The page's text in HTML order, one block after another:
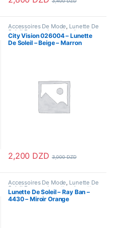
Accessoires De Mode, Lunette De
Soleil Femme ,Lunettes, Lunettes
De Soleil,Lunettes De Soleil
Homme
City Vision 026004 – Lunette
De Soleil – Beige – Marron
2,200 DZD 3,000DZD
Accessoires De Mode, Lunette De
Soleil Femme Lunettes Lunettes
De Soleil ,Lunettes De Soleil
Homme
Lunette De Soleil – Ray Ban –
4430 – Miroir Orange